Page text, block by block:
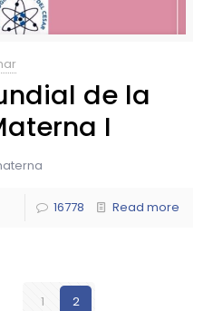
de la
I
16778 Read more
1 2